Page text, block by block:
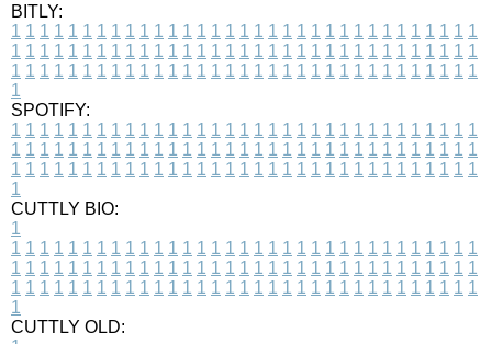
BITLY:
1 1 1 1 1 1 1 1 1 1 1 1 1 1 1 1 1 1 1 1 1 1 1 1 1 1 1 1 1 1 1 1 1
1 1 1 1 1 1 1 1 1 1 1 1 1 1 1 1 1 1 1 1 1 1 1 1 1 1 1 1 1 1 1 1 1
1 1 1 1 1 1 1 1 1 1 1 1 1 1 1 1 1 1 1 1 1 1 1 1 1 1 1 1 1 1 1 1 1
1
SPOTIFY:
1 1 1 1 1 1 1 1 1 1 1 1 1 1 1 1 1 1 1 1 1 1 1 1 1 1 1 1 1 1 1 1 1
1 1 1 1 1 1 1 1 1 1 1 1 1 1 1 1 1 1 1 1 1 1 1 1 1 1 1 1 1 1 1 1 1
1 1 1 1 1 1 1 1 1 1 1 1 1 1 1 1 1 1 1 1 1 1 1 1 1 1 1 1 1 1 1 1 1
1
CUTTLY BIO:
1
1 1 1 1 1 1 1 1 1 1 1 1 1 1 1 1 1 1 1 1 1 1 1 1 1 1 1 1 1 1 1 1 1
1 1 1 1 1 1 1 1 1 1 1 1 1 1 1 1 1 1 1 1 1 1 1 1 1 1 1 1 1 1 1 1 1
1 1 1 1 1 1 1 1 1 1 1 1 1 1 1 1 1 1 1 1 1 1 1 1 1 1 1 1 1 1 1 1 1
1
CUTTLY OLD: